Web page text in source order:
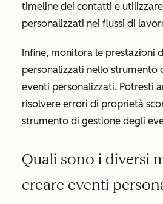
timeline dei contatti e
personalizzati nei flussi di
Infine, monitora le prestazioni
personalizzati nello strumento
eventi personalizzati. Potresti
risolvere errori di proprietà
strumento di gestione degli
Quali sono i diversi
creare eventi